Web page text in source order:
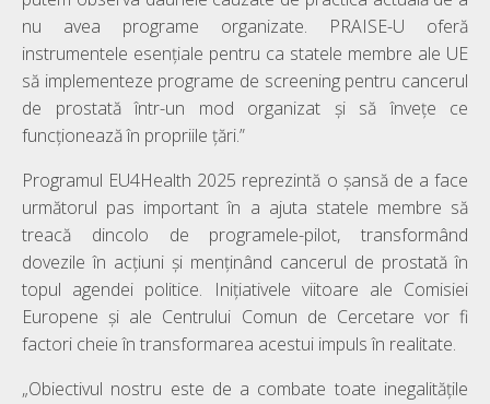
nu avea programe organizate. PRAISE-U oferă
instrumentele esențiale pentru ca statele membre ale UE
să implementeze programe de screening pentru cancerul
de prostată într-un mod organizat și să învețe ce
funcționează în propriile țări.”
Programul EU4Health 2025 reprezintă o șansă de a face
următorul pas important în a ajuta statele membre să
treacă dincolo de programele-pilot, transformând
dovezile în acțiuni și menținând cancerul de prostată în
topul agendei politice. Inițiativele viitoare ale Comisiei
Europene și ale Centrului Comun de Cercetare vor fi
factori cheie în transformarea acestui impuls în realitate.
„Obiectivul nostru este de a combate toate inegalitățile